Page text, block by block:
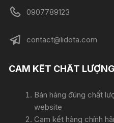
0907789123
contact@lidota.com
CAM KẾT CHẤT LƯỢNG
Bán hàng đúng chất
website
Cam kết hàng chính